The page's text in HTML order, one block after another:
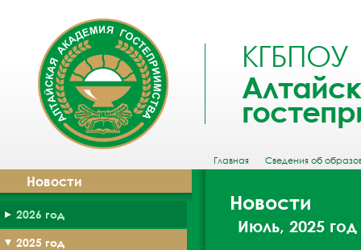
КГБПОУ
Главная Сведения об
Новости
2026 год
2025 год
Новости
Июль, 2025 год